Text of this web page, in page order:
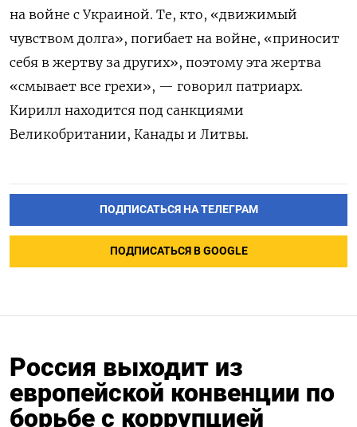
на войне с Украиной. Те, кто, «движимый
чувством долга», погибает на войне, «приносит
себя в жертву за других», поэтому эта жертва
«смывает все грехи», — говорил патриарх.
Кирилл находится под санкциями
Великобритании, Канады и Литвы.
ПОДПИСАТЬСЯ НА ТЕЛЕГРАМ
ПОДПИСАТЬСЯ В GOOGLE
Россия выходит из
европейской конвенции по
борьбе с коррупцией